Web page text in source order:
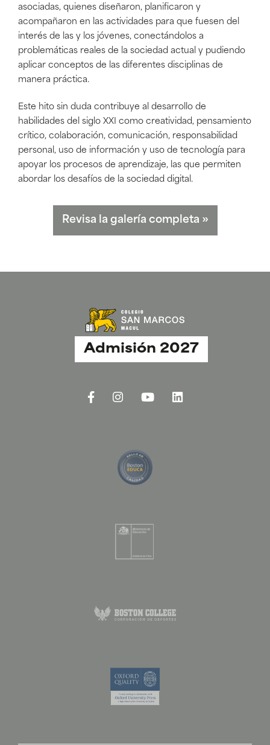
asociadas, quienes diseñaron, planificaron y
acompañaron en las actividades para que fuesen del
interés de las y los jóvenes, conectándolos a
problemáticas reales de la sociedad actual y pudiendo
aplicar conceptos de las diferentes disciplinas de
manera práctica.
Este hito sin duda contribuye al desarrollo de
habilidades del siglo XXI como creatividad, pensamiento
crítico, colaboración, comunicación, responsabilidad
personal, uso de información y uso de tecnología para
apoyar los procesos de aprendizaje, las que permiten
abordar los desafíos de la sociedad digital.
Revisa la galería completa »
Admisión 2027